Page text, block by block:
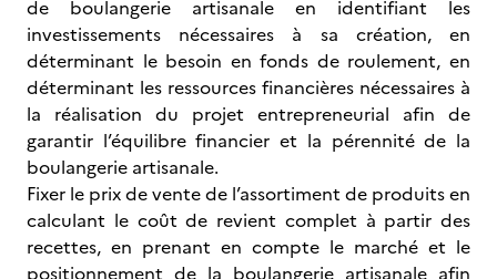
de boulangerie artisanale en identifiant les
investissements nécessaires à sa création, en
déterminant le besoin en fonds de roulement, en
déterminant les ressources financières nécessaires à
la réalisation du projet entrepreneurial afin de
garantir l’équilibre financier et la pérennité de la
boulangerie artisanale.
Fixer le prix de vente de l’assortiment de produits en
calculant le coût de revient complet à partir des
recettes, en prenant en compte le marché et le
positionnement de la boulangerie artisanale afin